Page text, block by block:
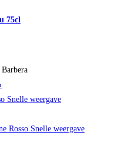
75cl
Snelle weergave
Snelle weergave